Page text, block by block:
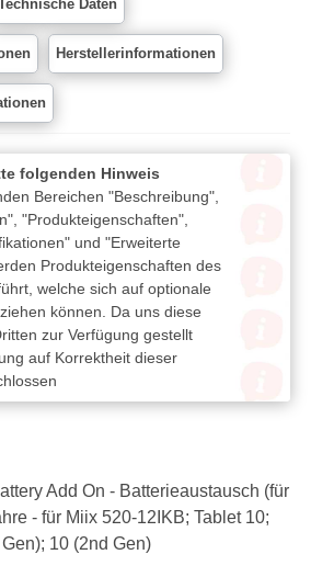
Daten
Herstellerinformationen
folgenden Hinweis
Bereichen "Beschreibung",
"Produkteigenschaften",
und "Erweiterte
Produkteigenschaften des
welche sich auf optionale
können. Da uns diese
zur Verfügung gestellt
auf Korrektheit dieser
Add On - Batterieaustausch (für
- für Miix 520-12IKB; Tablet 10;
10 (2nd Gen)